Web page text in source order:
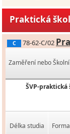
Praktická
C 78-62-C/02
Zaměření nebo
ŠVP-
Délka studia